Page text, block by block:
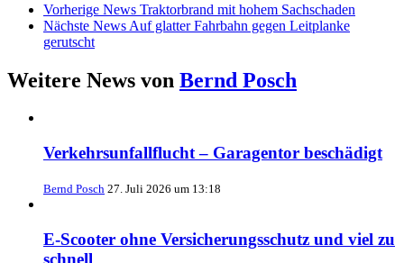
Vorherige News Traktorbrand mit hohem Sachschaden
Nächste News Auf glatter Fahrbahn gegen Leitplanke
gerutscht
Weitere News von Bernd Posch
Verkehrsunfallflucht – Garagentor beschädigt
Bernd Posch 27. Juli 2026 um 13:18
E-Scooter ohne Versicherungsschutz und viel zu
schnell